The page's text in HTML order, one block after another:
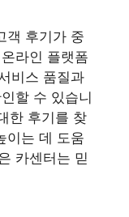
객 후기가 중
라인 플랫폼
비스 품질과
할 수 있습니
한 후기를 찾
이는 데 도움
카센터는 믿